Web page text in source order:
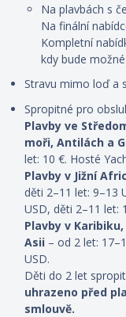
Na plavbách s
Na finální
Kompletní
kdy bude
Stravu mimo loď a
Spropitné pro
Plavby ve
moři, Antilách a
let: 10 €. Hosté
Plavby v Jižní
děti 2–11 let: 9–13
USD, děti 2–11 let:
Plavby v
Asii – od 2 let:
USD.
Děti do 2 let
uhrazeno před
smlouvě.